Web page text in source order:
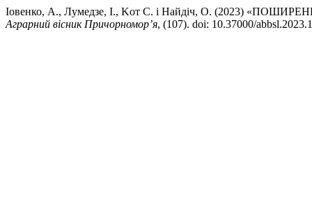
Іовенко, А., Лумедзе, І., Koт С. і Найдіч, О. (2023)
Аграрний вісник Причорномор’я, (107). doi: 10.37000/